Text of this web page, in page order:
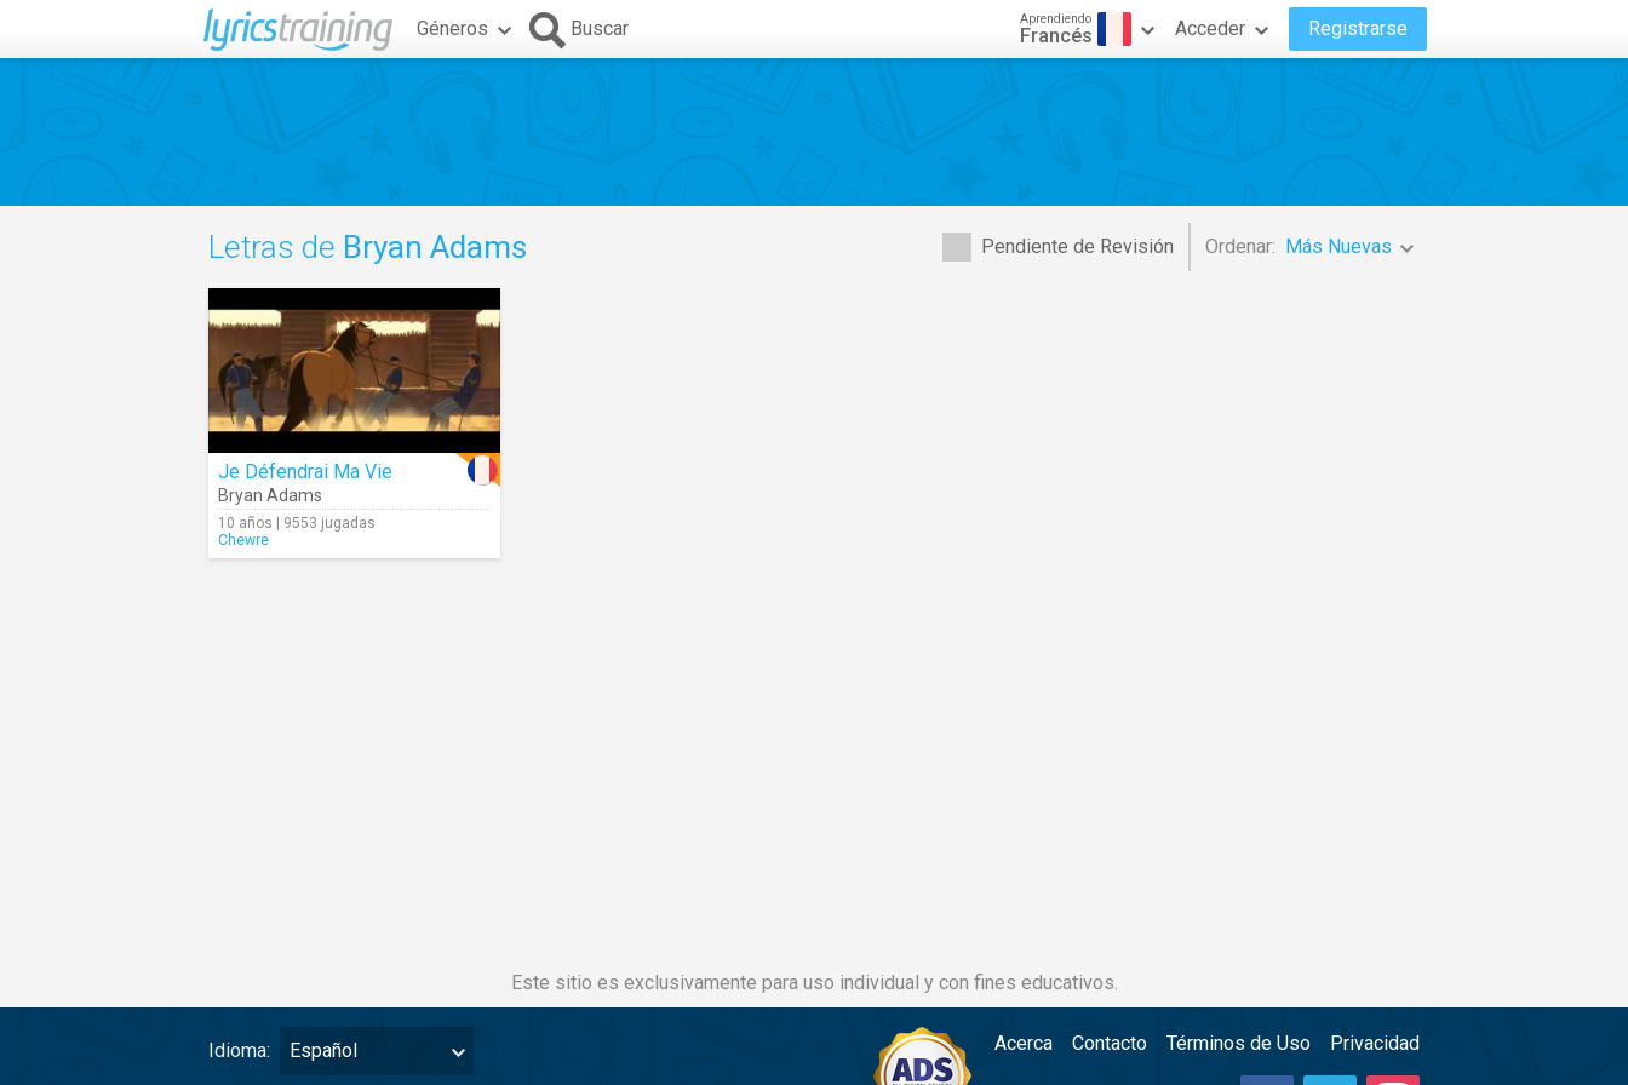
Géneros Buscar Aprendiendo
Francés Acceder Registrarse
Pendiente de Revisión Ordenar: Más Nuevas
Letras de Bryan Adams
Je Défendrai Ma Vie
Bryan Adams
10 años | 9553 jugadas
Chewre
Este sitio es exclusivamente para uso individual y con fines educativos.
Idioma: Español Acerca Contacto Términos de Uso Privacidad